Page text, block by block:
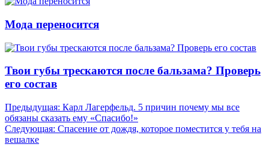
Мода переносится
Твои губы трескаются после бальзама? Проверь
его состав
Навигация
по
записям
Предыдущая: Карл Лагерфельд. 5 причин почему мы все
обязаны сказать ему «Спасибо!»
Следующая: Спасение от дождя, которое поместится у тебя на
вешалке